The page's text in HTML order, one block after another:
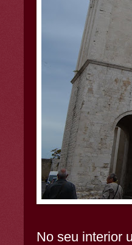
No seu interior